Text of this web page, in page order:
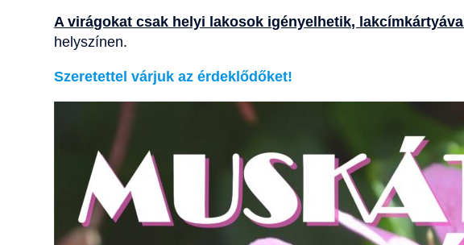
A virágokat csak helyi lakosok igényelhetik, lakcímkártyával
helyszínen.
Szeretettel várjuk az érdeklődőket!